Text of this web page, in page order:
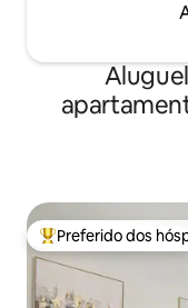
Entre os melhores
Preferido dos